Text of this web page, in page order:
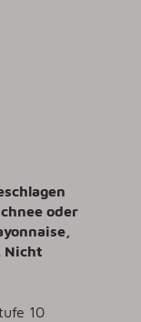
oder
Nicht
10